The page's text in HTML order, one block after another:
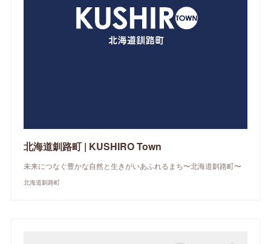
北海道釧路町 | KUSHIRO Town
未来につなぐ豊かな自然と生きがいあふれるまち〜北海道釧路町〜
北海道釧路町